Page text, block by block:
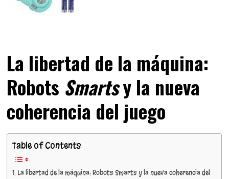
La libertad de la máquina:
Robots Smartsy la nueva
coherencia del juego
Table of Contents
La libertad de la máquina: Robots Smarts y la nueva coherencia del